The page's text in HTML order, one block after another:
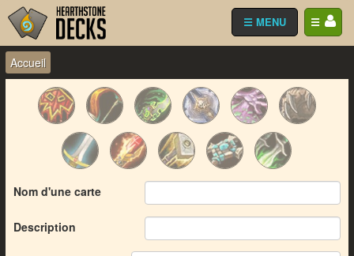
☰
☰ MENU
Accueil
Nom d'une carte
Description